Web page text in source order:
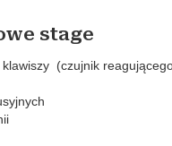
stage
klawiszy (czujnik